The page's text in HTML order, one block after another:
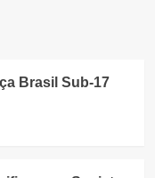
Brasil Sub-17